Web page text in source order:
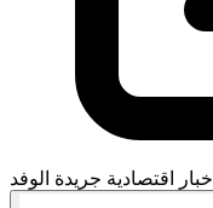
جريدة الوفد أخبار اقتصادية